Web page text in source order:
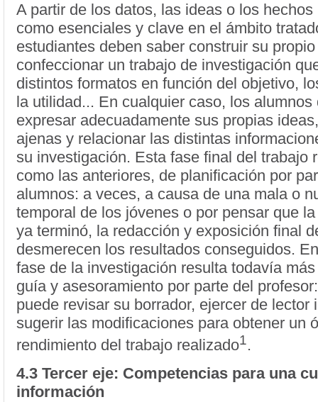
A partir de los datos, las ideas o los
como esenciales y clave en el ámbito
estudiantes deben saber construir su
confeccionar un trabajo de investigación
distintos formatos en función del objetivo,
la utilidad... En cualquier caso, los alumnos
expresar adecuadamente sus propias
ajenas y relacionar las distintas
su investigación. Esta fase final del trabajo
como las anteriores, de planificación por
alumnos: a veces, a causa de una mala o
temporal de los jóvenes o por pensar que
ya terminó, la redacción y exposición final
desmerecen los resultados conseguidos.
fase de la investigación resulta todavía
guía y asesoramiento por parte del
puede revisar su borrador, ejercer de lector
sugerir las modificaciones para obtener un
rendimiento del trabajo realizado1.
4.3 Tercer eje: Competencias para una
información